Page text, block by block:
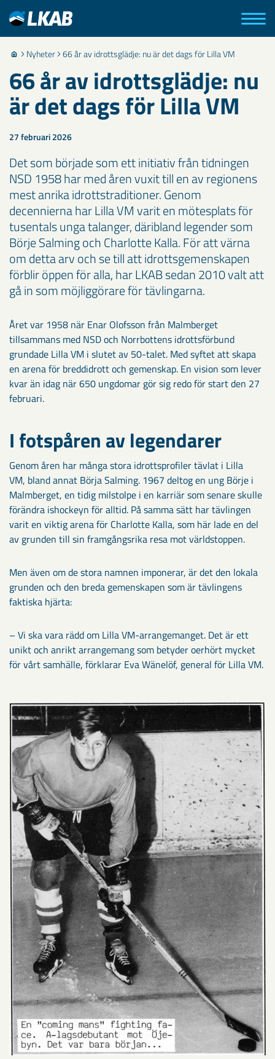
Nyheter 66 år av idrottsglädje: nu är det dags för Lilla VM
66 år av idrottsglädje: nu
är det dags för Lilla VM
27 februari 2026
Det som började som ett initiativ från tidningen
NSD 1958 har med åren vuxit till en av regionens
mest anrika idrottstraditioner. Genom
decennierna har Lilla VM varit en mötesplats för
tusentals unga talanger, däribland legender som
Börje Salming och Charlotte Kalla. För att värna
om detta arv och se till att idrottsgemenskapen
förblir öppen för alla, har LKAB sedan 2010 valt att
gå in som möjliggörare för tävlingarna.
Året var 1958 när Enar Olofsson från Malmberget
tillsammans med NSD och Norrbottens idrottsförbund
grundade Lilla VM i slutet av 50-talet. Med syftet att skapa
en arena för breddidrott och gemenskap. En vision som lever
kvar än idag när 650 ungdomar gör sig redo för start den 27
februari.
I fotspåren av legendarer
Genom åren har många stora idrottsprofiler tävlat i Lilla
VM, bland annat Börja Salming. 1967 deltog en ung Börje i
Malmberget, en tidig milstolpe i en karriär som senare skulle
förändra ishockeyn för alltid. På samma sätt har tävlingen
varit en viktig arena för Charlotte Kalla, som här lade en del
av grunden till sin framgångsrika resa mot världstoppen.
Men även om de stora namnen imponerar, är det den lokala
grunden och den breda gemenskapen som är tävlingens
faktiska hjärta:
– Vi ska vara rädd om Lilla VM-arrangemanget. Det är ett
unikt och anrikt arrangemang som betyder oerhört mycket
för vårt samhälle, förklarar Eva Wänelöf, general för Lilla VM.